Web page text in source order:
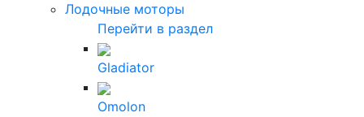
Лодочные моторы
Перейти в раздел
Gladiator
Omolon